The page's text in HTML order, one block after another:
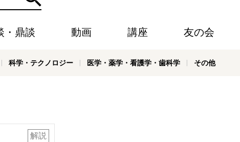
検索
・鼎談 動画 講座 友の会
科学・テクノロジー 医学・薬学・看護学・歯科学 その他
解説